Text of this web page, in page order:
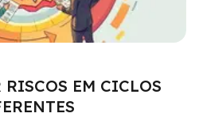
EM CICLOS